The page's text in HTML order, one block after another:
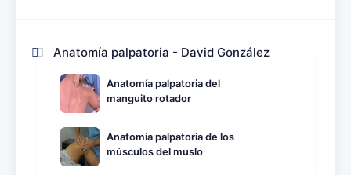
Anatomía palpatoria - David González
Anatomía palpatoria del
manguito rotador
Anatomía palpatoria de los
músculos del muslo